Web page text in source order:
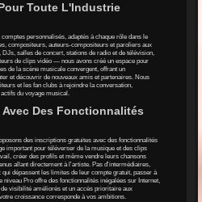
Toute L'Industrie
personnalisés, adaptés à chaque rôle dans le
compositeurs, auteurs-compositeurs et paroliers aux
salles de concert, stations de radio et de télévision,
de clips vidéo — nous avons créé un espace pour
de la scène musicale convergent, offrant un
et découvrir de nouveaux amis et partenaires. Nous
et les fan clubs à rejoindre la conversation,
du voyage musical.
Des Fonctionnalités
des inscriptions gratuites avec des fonctionnalités
important pour téléverser de la musique et des clips
créer des profils et même vendre leurs chansons
allant directement à l'artiste. Pas d'intermédiaires,
dépassent les limites de leur compte gratuit, passer à
Pro offre des fonctionnalités inégalées sur Internet,
visibilité améliorés et un accès prioritaire aux
croissance corresponde à vos ambitions.